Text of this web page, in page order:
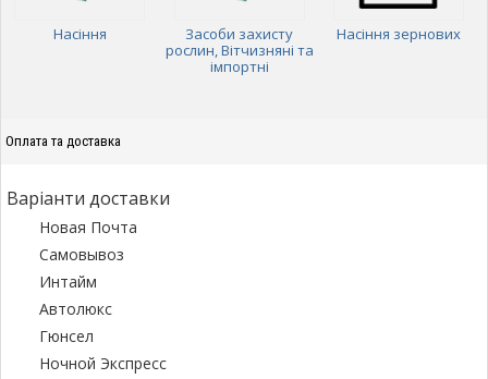
Насіння
Засоби захисту
рослин, Вітчизняні та
імпортні
Насіння зернових
Оплата та доставка
Варіанти доставки
Новая Почта
Самовывоз
Интайм
Автолюкс
Гюнсел
Ночной Экспресс